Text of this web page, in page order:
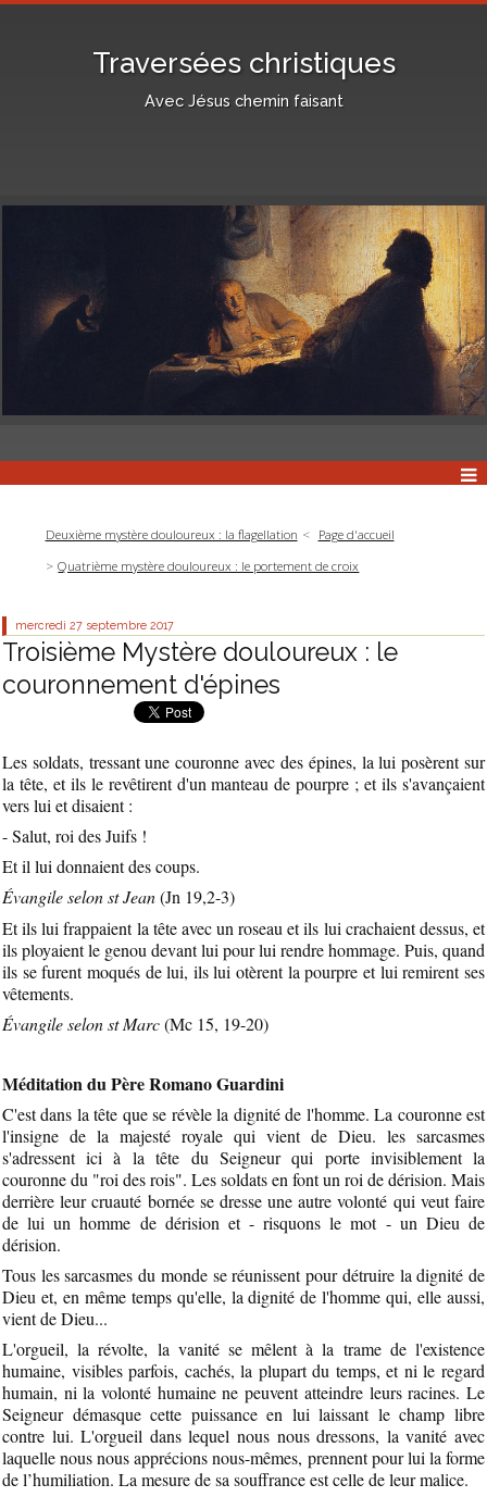
Traversées christiques
Avec Jésus chemin faisant
Deuxième mystère douloureux : la flagellation
Page d'accueil
Quatrième mystère douloureux : le portement de croix
mercredi 27 septembre 2017
Troisième Mystère douloureux : le
couronnement d'épines
Les soldats, tressant une couronne avec des épines, la lui posèrent sur
la tête, et ils le revêtirent d'un manteau de pourpre ; et ils s'avançaient
vers lui et disaient :
- Salut, roi des Juifs !
Et il lui donnaient des coups.
Évangile selon st Jean(Jn 19,2-3)
Et ils lui frappaient la tête avec un roseau et ils lui crachaient dessus, et
ils ployaient le genou devant lui pour lui rendre hommage. Puis, quand
ils se furent moqués de lui, ils lui otèrent la pourpre et lui remirent ses
vêtements.
Évangile selon st Marc(Mc 15, 19-20)
Méditation du Père Romano Guardini
C'est dans la tête que se révèle la dignité de l'homme. La couronne est
l'insigne de la majesté royale qui vient de Dieu. les sarcasmes
s'adressent ici à la tête du Seigneur qui porte invisiblement la
couronne du "roi des rois". Les soldats en font un roi de dérision. Mais
derrière leur cruauté bornée se dresse une autre volonté qui veut faire
de lui un homme de dérision et - risquons le mot - un Dieu de
dérision.
Tous les sarcasmes du monde se réunissent pour détruire la dignité de
Dieu et, en même temps qu'elle, la dignité de l'homme qui, elle aussi,
vient de Dieu...
L'orgueil, la révolte, la vanité se mêlent à la trame de l'existence
humaine, visibles parfois, cachés, la plupart du temps, et ni le regard
humain, ni la volonté humaine ne peuvent atteindre leurs racines. Le
Seigneur démasque cette puissance en lui laissant le champ libre
contre lui. L'orgueil dans lequel nous nous dressons, la vanité avec
laquelle nous nous apprécions nous-mêmes, prennent pour lui la forme
de l’humiliation. La mesure de sa souffrance est celle de leur malice.